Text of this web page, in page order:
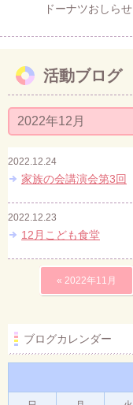
ドーナツおしらせ
活動ブログ
2022年12月
2022.12.24
家族の会講演会第3回
2022.12.23
12月こども食堂
« 2022年11月
ブログカレンダー